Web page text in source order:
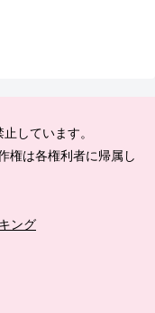
しています。
権は各権利者に帰属し